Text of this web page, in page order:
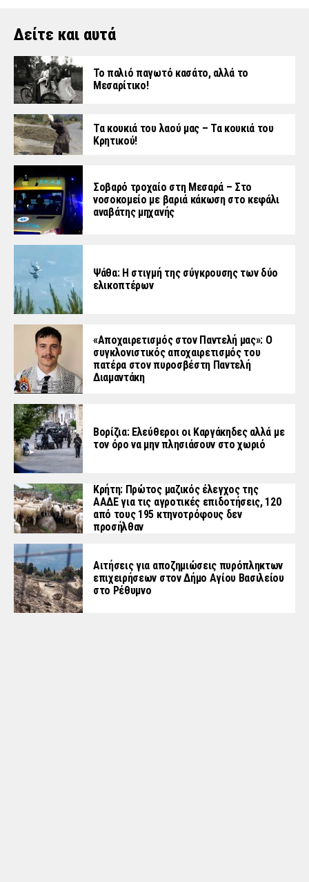
Δείτε και αυτά
Το παλιό παγωτό κασάτο, αλλά το
Μεσαρίτικο!
Τα κουκιά του λαού μας – Τα κουκιά του
Κρητικού!
Σοβαρό τροχαίο στη Μεσαρά – Στο
νοσοκομείο με βαριά κάκωση στο κεφάλι
αναβάτης μηχανής
Ψάθα: Η στιγμή της σύγκρουσης των δύο
ελικοπτέρων
«Aποχαιρετισμός στον Παντελή μας»: Ο
συγκλονιστικός αποχαιρετισμός του
πατέρα στον πυροσβέστη Παντελή
Διαμαντάκη
Βορίζια: Ελεύθεροι οι Καργάκηδες αλλά με
τον όρο να μην πλησιάσουν στο χωριό
Κρήτη: Πρώτος μαζικός έλεγχος της
ΑΑΔΕ για τις αγροτικές επιδοτήσεις, 120
από τους 195 κτηνοτρόφους δεν
προσήλθαν
Αιτήσεις για αποζημιώσεις πυρόπληκτων
επιχειρήσεων στον Δήμο Αγίου Βασιλείου
στο Ρέθυμνο